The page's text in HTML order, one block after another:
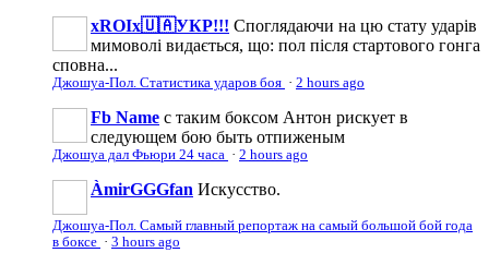
xROIx🇺🇦УКР!!! Споглядаючи на цю стату ударів
мимоволі видається, що: пол після стартового гонга
сповна...
Джошуа-Пол. Статистика ударов боя · 2 hours ago
Fb Name с таким боксом Антон рискует в
следующем бою быть отпиженым
Джошуа дал Фьюри 24 часа · 2 hours ago
ÀmirGGGfan Искусство.
Джошуа-Пол. Самый главный репортаж на самый большой бой года
в боксе · 3 hours ago